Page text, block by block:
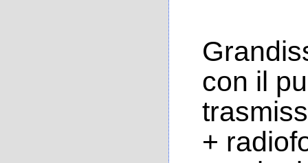
con il
+